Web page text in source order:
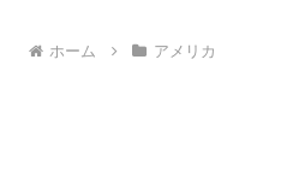
ホーム アメリカ